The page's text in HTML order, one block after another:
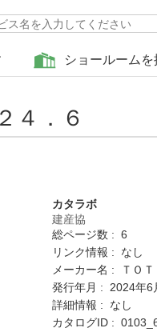
ショールームを
４．６
カタラボ
建産協
総ページ数 : 6
リンク情報 : なし
メーカー名 : ＴＯ
発行年月 : 2024年6
詳細情報 : なし
カタログID :